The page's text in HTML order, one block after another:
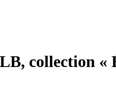
collection «